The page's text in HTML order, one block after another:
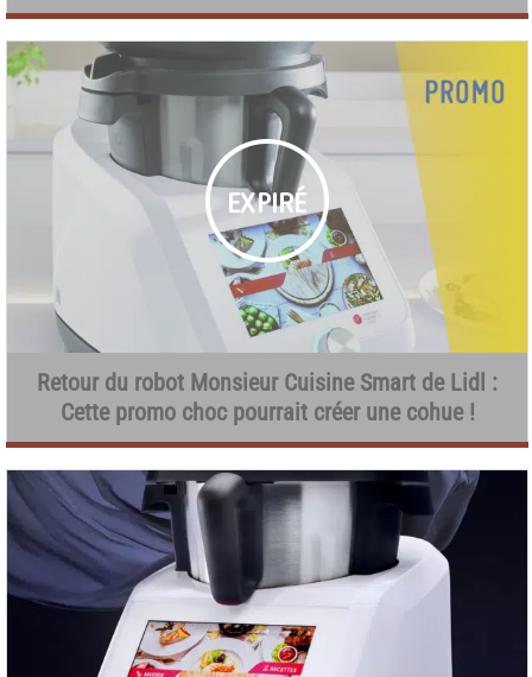
Retour du robot Monsieur Cuisine Smart de Lidl :
Cette promo choc pourrait créer une cohue !